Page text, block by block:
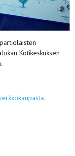
Kotikeskuksen